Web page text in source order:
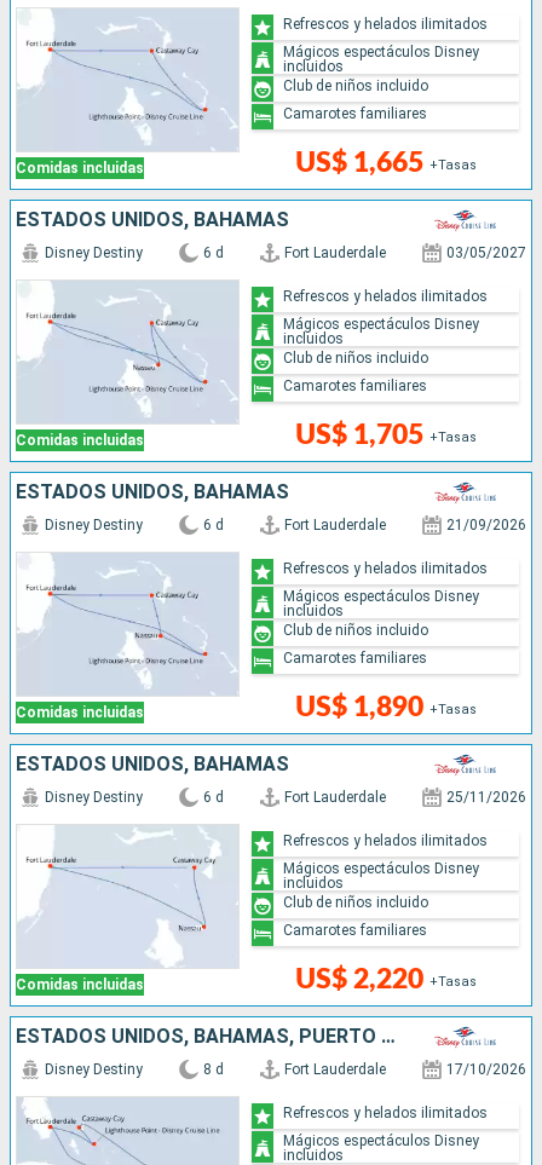
Comidas incluidas US$ 1,665 +Tasas
Refrescos y helados ilimitados
Mágicos espectáculos Disney
incluidos
Club de niños incluido
Camarotes familiares
ESTADOS UNIDOS, BAHAMAS
Comidas incluidas
Disney Destiny 6 d Fort Lauderdale 03/05/2027
US$ 1,705 +Tasas
Refrescos y helados ilimitados
Mágicos espectáculos Disney
incluidos
Club de niños incluido
Camarotes familiares
ESTADOS UNIDOS, BAHAMAS
Comidas incluidas
Disney Destiny 6 d Fort Lauderdale 21/09/2026
US$ 1,890 +Tasas
Refrescos y helados ilimitados
Mágicos espectáculos Disney
incluidos
Club de niños incluido
Camarotes familiares
ESTADOS UNIDOS, BAHAMAS
Comidas incluidas
Disney Destiny 6 d Fort Lauderdale 25/11/2026
US$ 2,220 +Tasas
Refrescos y helados ilimitados
Mágicos espectáculos Disney
incluidos
Club de niños incluido
Camarotes familiares
ESTADOS UNIDOS, BAHAMAS, PUERTO RICO, REPÚBLICA DOMINICANA
Disney Destiny 8 d Fort Lauderdale 17/10/2026
Refrescos y helados ilimitados
Mágicos espectáculos Disney
incluidos